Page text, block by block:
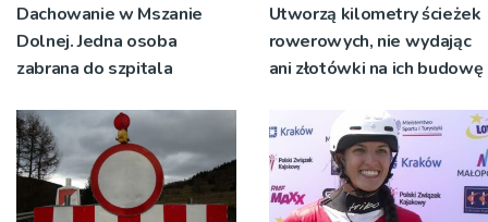
Dachowanie w Mszanie
Dolnej. Jedna osoba
zabrana do szpitala
Utworzą kilometry ścieżek
rowerowych, nie wydając
ani złotówki na ich budowę